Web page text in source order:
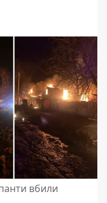
вбили